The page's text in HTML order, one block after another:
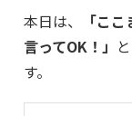
本日は、
「こ
言ってOK！」
す。